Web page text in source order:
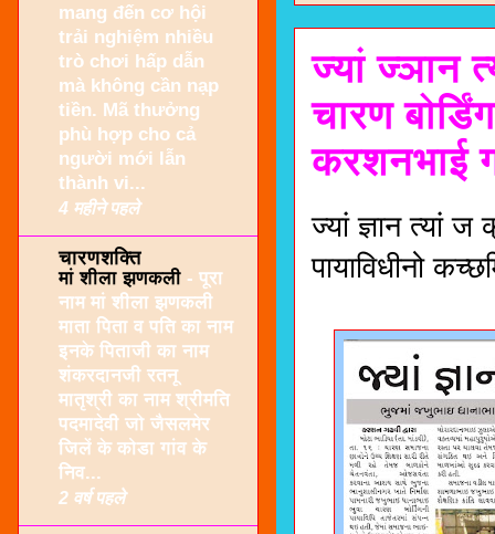
ज्यां ज्ञान
चारण
करशनभाई
ज्यां ज्ञान त्यां
पायाविधीनो
mang đến cơ hội
trải nghiệm nhiều
trò chơi hấp dẫn
mà không cần nạp
tiền. Mã thưởng
phù hợp cho cả
người mới lẫn
thành vi...
4 महीने पहले
चारणशक्ति
मां शीला झणकली - पूरा
नाम मां शीला झणकली
माता पिता व पति का नाम
इनके पिताजी का नाम
शंकरदानजी रतनू
मातृश्री का नाम श्रीमति
पदमादेवी जो जैसलमेर
जिलें के कोडा गांव के
निव...
2 वर्ष पहले